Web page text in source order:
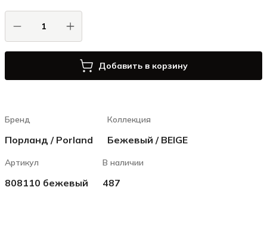
Добавить в корзину
Бренд
Порланд / Porland
Коллекция
Бежевый / BEIGE
Артикул
808110 бежевый
В наличии
487